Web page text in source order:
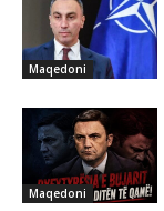
Maqedoni
Maqedoni